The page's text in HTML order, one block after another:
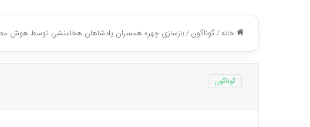
خانه/گوناگون/بازسازی چهره همسران پادشاهان هخامنشی توسط هوش
گوناگون